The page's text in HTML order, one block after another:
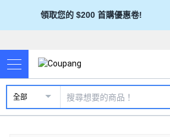
領取您的 $200 首購優惠卷!
全部